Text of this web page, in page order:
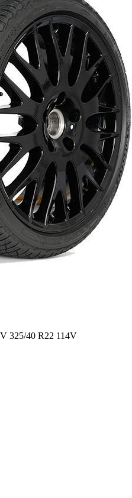
325/40 R22 114V